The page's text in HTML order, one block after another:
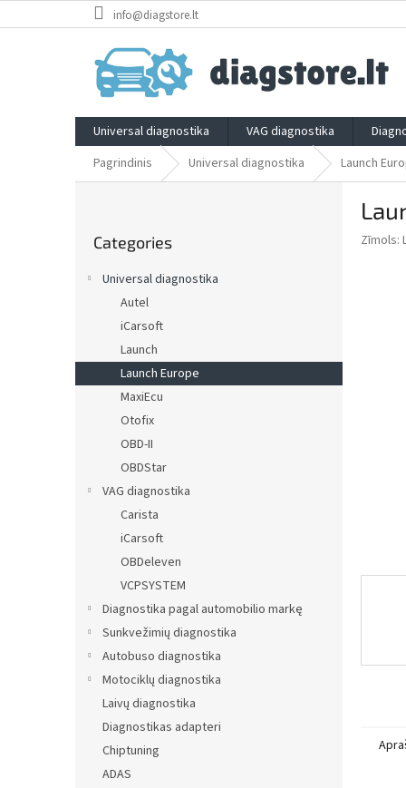
to
info@diagstore.lt
Universal diagnostika VAG diagnostika
Pagrindinis
Universal diagnostika Launch
categories
Categories
Universal diagnostika
Autel
iCarsoft
Launch
Launch Europe
MaxiEcu
Otofix
OBD-II
OBDStar
VAG diagnostika
Carista
iCarsoft
OBDeleven
VCPSYSTEM
Diagnostika pagal automobilio markę
Sunkvežimių diagnostika
Autobuso diagnostika
Motociklų diagnostika
Laivų diagnostika
Diagnostikas adapteri
Chiptuning
ADAS
Zīmols: